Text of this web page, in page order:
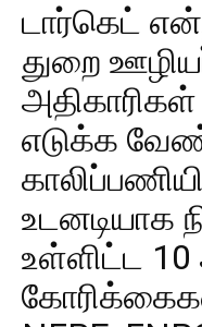
டார்கெட்
துறை
எடுக்க
உடனடியாக
உள்ளிட்ட